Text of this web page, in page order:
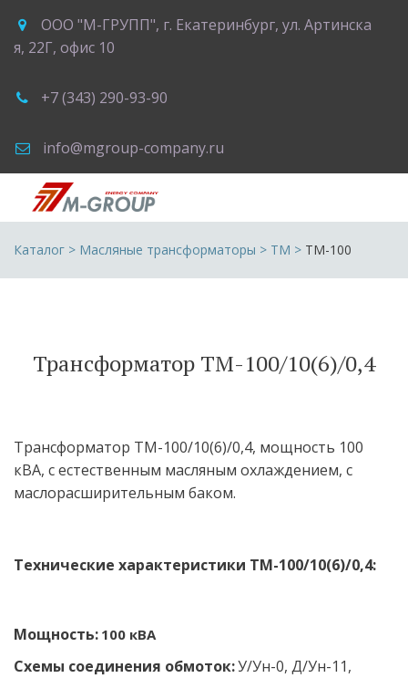
ООО "М-ГРУПП", г. Екатеринбург, ул. Артинска
я, 22Г, офис 10
+7 (343) 290-93-90
info@mgroup-company.ru
Каталог > Масляные трансформаторы > ТМ > ТМ-100
Трансформатор ТМ-100/10(6)/0,4
Трансформатор ТМ-100/10(6)/0,4, мощность 100
кВА, с естественным масляным охлаждением, с
маслорасширительным баком.
Технические характеристики ТМ-100/10(6)/0,4:
Мощность: 100 кВА
Схемы соединения обмоток:У/Ун-0, Д/Ун-11,